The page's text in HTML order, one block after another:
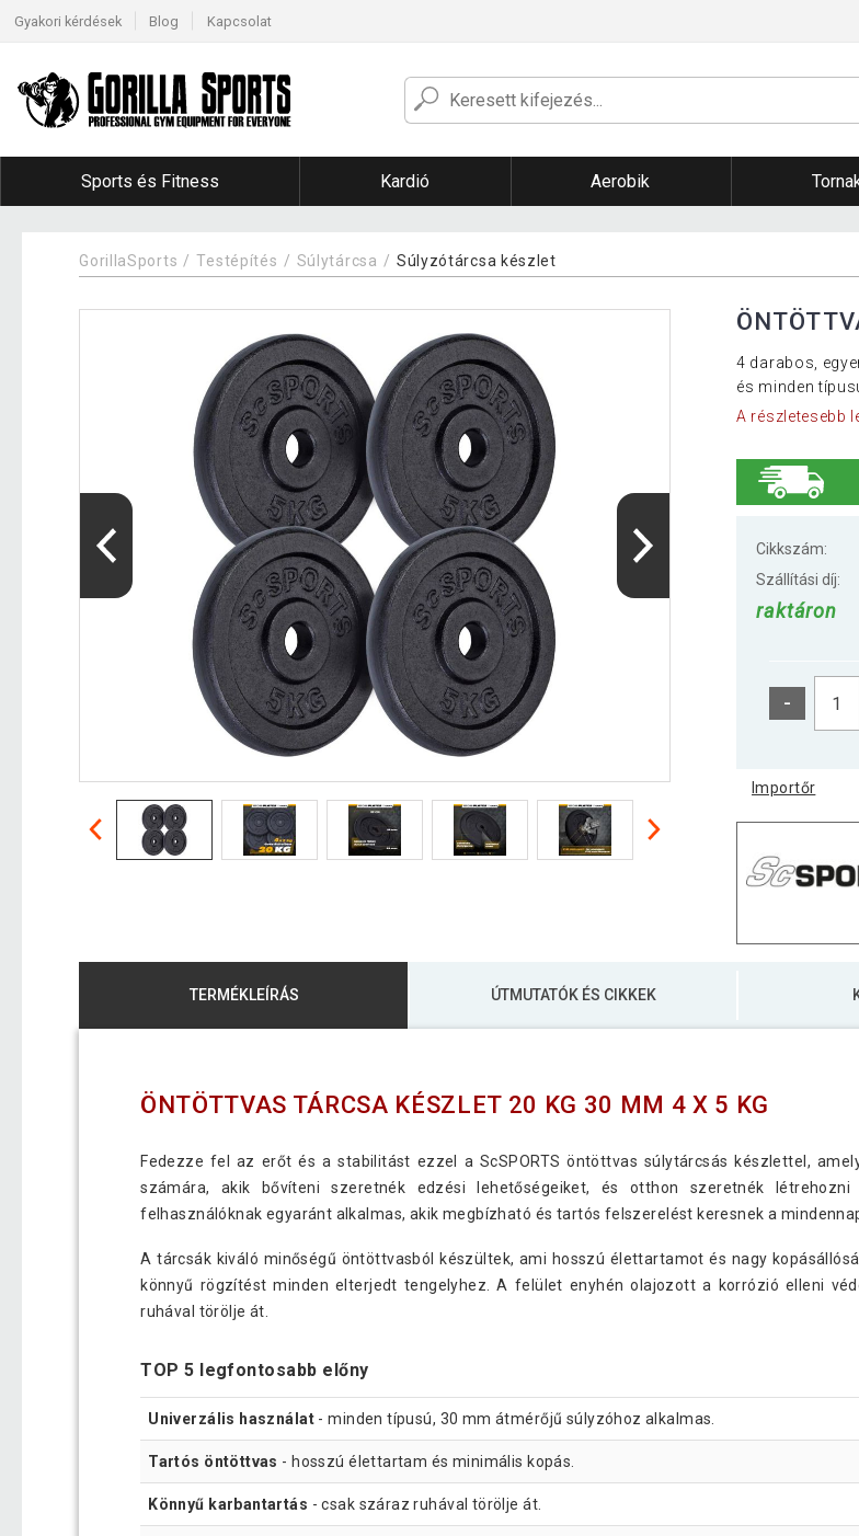
Gyakori kérdések Blog Kapcsolat
Sports és Fitness Kardió Aerobik
GorillaSports Testépítés Súlytárcsa Súlyzótárcsa készlet
4 darabos,
és minden
A részletesebb
Cikkszám:
Szállítási díj:
raktáron
-
Importőr
TERMÉKLEÍRÁS ÚTMUTATÓK ÉS CIKKEK
ÖNTÖTTVAS TÁRCSA KÉSZLET 20 KG 30 MM 4 X 5 KG
Fedezze fel az erőt és a stabilitást ezzel a ScSPORTS öntöttvas súlytárcsás készlettel,
számára, akik bővíteni szeretnék edzési lehetőségeiket, és otthon szeretnék
felhasználóknak egyaránt alkalmas, akik megbízható és tartós felszerelést keresnek a
A tárcsák kiváló minőségű öntöttvasból készültek, ami hosszú élettartamot és nagy
könnyű rögzítést minden elterjedt tengelyhez. A felület enyhén olajozott a korrózió elleni
ruhával törölje át.
TOP 5 legfontosabb előny
Univerzális használat- minden típusú, 30 mm átmérőjű súlyzóhoz alkalmas.
Tartós öntöttvas - hosszú élettartam és minimális kopás.
Könnyű karbantartás - csak száraz ruhával törölje át.